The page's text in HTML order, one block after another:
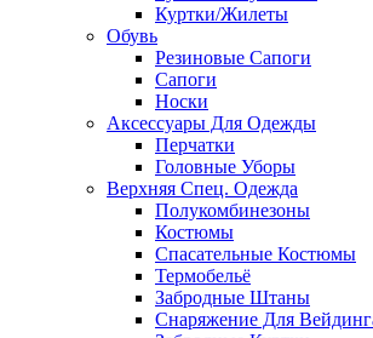
Куртки/Жилеты
Обувь
Резиновые Сапоги
Сапоги
Носки
Аксессуары Для Одежды
Перчатки
Головные Уборы
Верхняя Спец. Одежда
Полукомбинезоны
Костюмы
Спасательные Костюмы
Термобельё
Забродные Штаны
Снаряжение Для